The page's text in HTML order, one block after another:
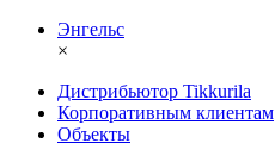
Энгельс
×
Дистрибьютор Tikkurila
Корпоративным клиентам
Объекты